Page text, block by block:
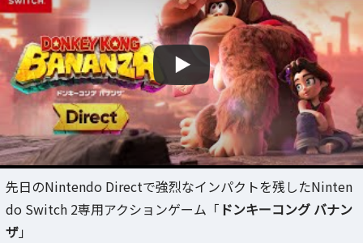
先日のNintendo Directで強烈なインパクトを残したNinten
do Switch 2専用アクションゲーム「 ドンキーコング バナン
ザ」